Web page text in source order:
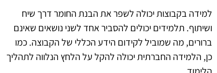
למידה בקבוצות יכולה לשפר את הבנת החומר דרך שיח
ושיתוף. תלמידים יכולים להסביר אחד לשני נושאים שאינם
ברורים, מה שמוביל לקידום הידע הכללי של הקבוצה. כמו
כן, הלמידה החברתית יכולה להקל על הלחץ הנלווה לתהליך